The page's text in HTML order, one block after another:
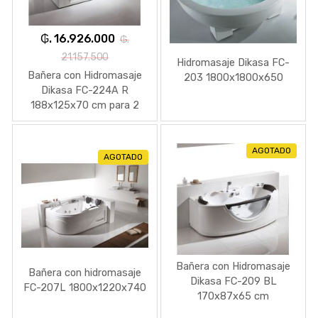
₲. 16.926.000 ₲.
21.157.500
Bañera con Hidromasaje
Dikasa FC-224A R
188x125x70 cm para 2
Personas
Hidromasaje Dikasa FC-
203 1800x1800x650
AGOTADO
Bañera con hidromasaje
FC-207L 1800x1220x740
AGOTADO
Bañera con Hidromasaje
Dikasa FC-209 BL
170x87x65 cm